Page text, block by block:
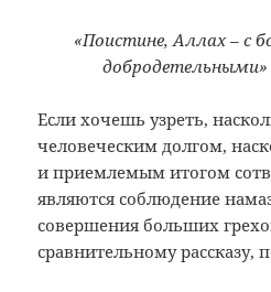
«Поистине, Аллах – с
добродетельными»
Если хочешь узреть,
человеческим долгом,
и приемлемым итогом
являются соблюдение
совершения больших
сравнительному рассказу,